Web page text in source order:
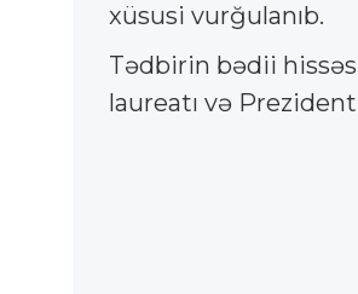
xüsusi vurğulanıb.
Tədbirin bədii
laureatı və